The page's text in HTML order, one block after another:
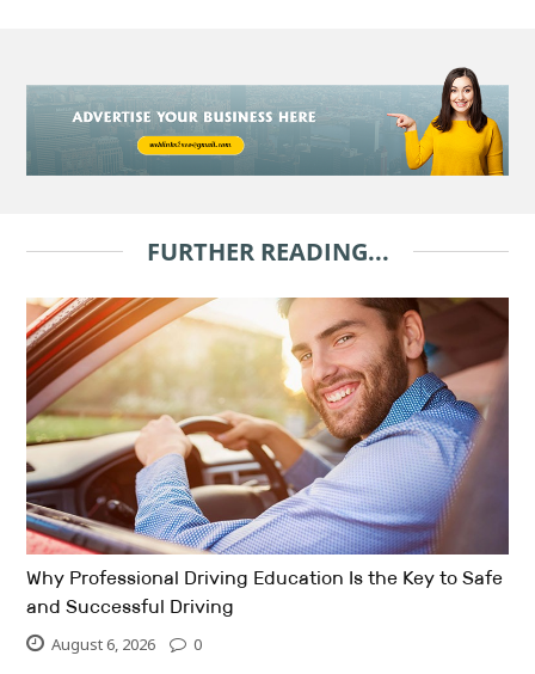
FURTHER READING...
Why Professional Driving Education Is the Key to Safe
and Successful Driving
August 6, 2026 0